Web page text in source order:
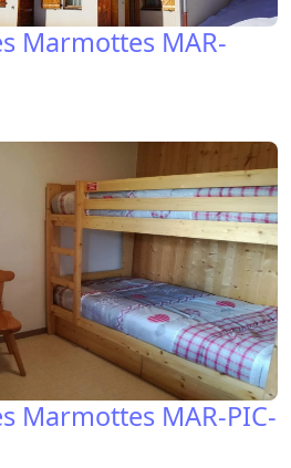
Marmottes MAR-
Marmottes MAR-PIC-